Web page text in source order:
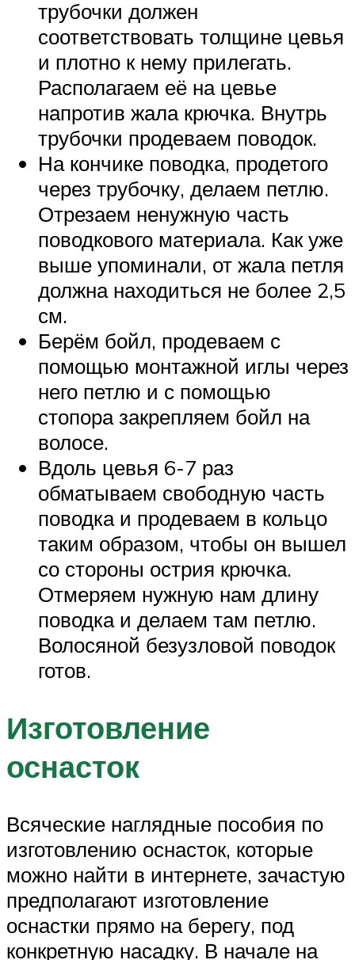
трубочки должен
соответствовать толщине цевья
и плотно к нему прилегать.
Располагаем её на цевье
напротив жала крючка. Внутрь
трубочки продеваем поводок.
На кончике поводка, продетого
через трубочку, делаем петлю.
Отрезаем ненужную часть
поводкового материала. Как уже
выше упоминали, от жала петля
должна находиться не более 2,5
см.
Берём бойл, продеваем с
помощью монтажной иглы через
него петлю и с помощью
стопора закрепляем бойл на
волосе.
Вдоль цевья 6-7 раз
обматываем свободную часть
поводка и продеваем в кольцо
таким образом, чтобы он вышел
со стороны острия крючка.
Отмеряем нужную нам длину
поводка и делаем там петлю.
Волосяной безузловой поводок
готов.
Изготовление
оснасток
Всяческие наглядные пособия по
изготовлению оснасток, которые
можно найти в интернете, зачастую
предполагают изготовление
оснастки прямо на берегу, под
конкретную насадку. В начале на